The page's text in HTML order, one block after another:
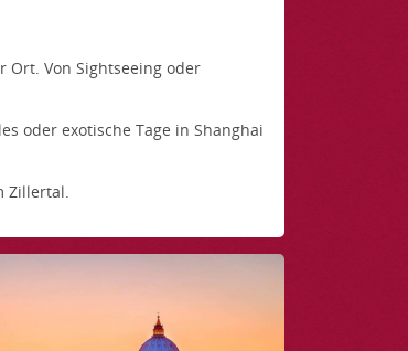
Von Sightseeing oder
oder exotische Tage in Shanghai
Zillertal.